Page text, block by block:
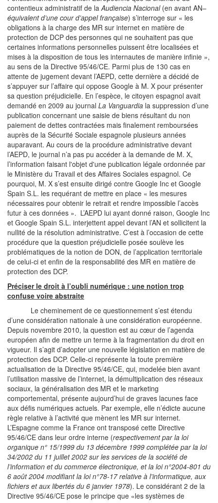
contentieux administratif de laAudiencia Nacional(en avant AN–
équivalent d’une cour d’appel française) s’interroge sur « les
obligations à la charge des MR sur internet en matière de
protection de DCP des personnes qui ne souhaitent pas que
certaines informations personnelles puissent être localisées et
mises à la disposition de tous les internautes de manière infinie »,
au sens de la Directive 95/46/CE. Parmi plus de 130 cas en
attente de jugement devant l’AEPD, cette dernière a décidé de
s’appuyer sur l’affaire qui oppose Google à M. X pour présenter
sa question préjudicielle. En l’espèce, le citoyen espagnol avait
demandé en 2009 au journal La Vanguardia la suppression d’une
publication concernant une saisie de biens résultant du non
paiement de dettes contractées mais finalement remboursées
auprès de la Sécurité Sociale espagnole plusieurs années
auparavant. Au cours de la procédure administrative devant
l’AEPD, le journal n’a pas pu accéder à la demande de M. X,
l’information faisant l'objet d'une publication légale ordonnée par
le Ministère du Travail et des Affaires Sociales espagnol. Ce
pourquoi, M. X s’est ensuite dirigé contre Google Inc et Google
Spain S.L. les requérant de mettre en place « les mesures
nécessaires pour obtenir le retrait et rendre impossible l’accès
futur à ces données ». L’AEPD lui ayant donné raison, Google Inc
et Google Spain S.L. interjettent appel devant l’AN et sollicitent la
nullité de la résolution administrative. C’est à l’occasion de cette
procédure que la question préjudicielle posée soulève les
problématiques de la notion de DON, de l’application territoriale
de celui-ci et enfin de la responsabilité des MR en matière de
protection des DCP.
Préciser le droit à l’oubli numérique : une notion trop
confuse voire abstraite
Le cheminement de ce questionnement s’est étendu
d’une considération nationale à une considération européenne.
Depuis novembre 2010, la question est au cœur de l’agenda
européen afin de mettre un terme à la fragmentation du droit en
vigueur. Il s’agit d’adopter une nouvelle législation en matière de
protection des DCP. Celle-ci représente la toute première
actualisation de la Directive 95/46/CE, qui, modelée bien avant
l’utilisation massive de l’internet, la démultiplication des réseaux
sociaux, la généralisation des MR et le marketing
comportemental, présente aujourd’hui de graves lacunes face
aux défis numériques actuels. Par exemple, elle n’édicte aucune
règle relative à l’activité que mènent les MR sur internet.
L’Espagne comme la France ont transposé cette Directive
95/46/CE dans leur ordre interne (respectivement par la loi
organique n° 15/1999 du 13 décembre 1999 complétée par la loi
34/2002 du 11 juillet 2002 sur les services de la société de
l’information et du commerce électronique, et la loi n°2004-801 du
6 août 2004 modifiant la loi n°78-17 relative à l'informatique, aux
fichiers et aux libertés du 6 janvier 1978). Le considérant 2 de la
Directive 95/46/CE pose le principe que «les systèmes de